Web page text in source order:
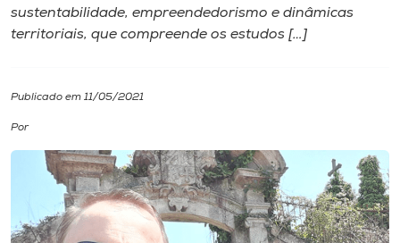
Cultura
CPA
Biblioteca
Editora
sustentabilidade, empreendedorismo e dinâmicas
territoriais, que compreende os estudos […]
Publicado em 11/05/2021
Por